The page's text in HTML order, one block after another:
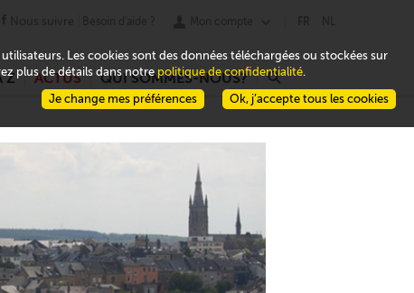
Z ACTUS QUI SOMMES-NOUS? r
Les cookies sont des données téléchargées ou stockées sur
plus de détails dans notre politique de confidentialité.
Ok, j’accepte tous les cookies
Je change mes préférences